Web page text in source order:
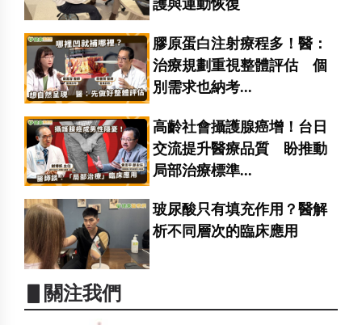
護與運動恢復
膠原蛋白注射療程多！醫：
治療規劃重視整體評估 個
別需求也納考...
高齡社會攝護腺癌增！台日
交流提升醫療品質 盼推動
局部治療標準...
玻尿酸只有填充作用？醫解
析不同層次的臨床應用
▋關注我們